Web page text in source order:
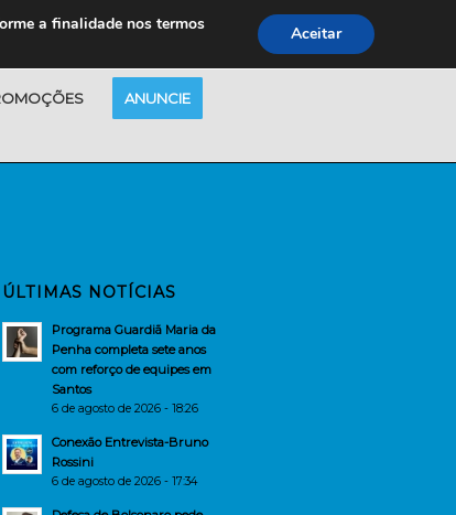
ANUNCIE
ÚLTIMAS NOTÍCIAS
Programa Guardiã Maria da
Penha completa sete anos
com reforço de equipes em
Santos
6 de agosto de 2026 - 18:26
Conexão Entrevista-Bruno
Rossini
6 de agosto de 2026 - 17:34
a finalidade nos termos
Aceitar